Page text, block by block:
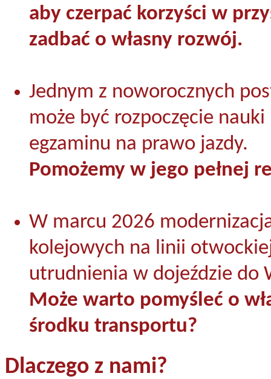
aby czerpać korzyści w
zadbać o własny rozwój.
Jednym z noworocznych
może być rozpoczęcie nauki
egzaminu na prawo jazdy.
Pomożemy w jego pełnej
W marcu 2026
kolejowych na linii
utrudnienia w dojeździe do
Może warto pomyśleć o
środku transportu?
Dlaczego z nami?